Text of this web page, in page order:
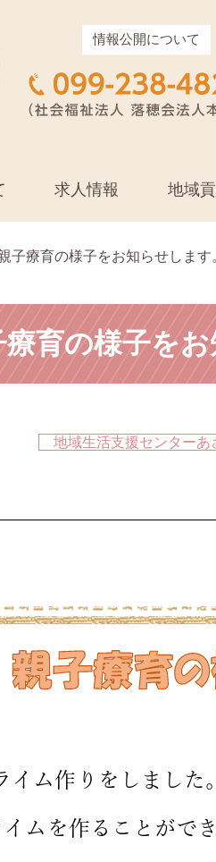
情報公開について
求人情報 地域
療育の様子をお知らせします
育の様子をお
地域生活支援センター